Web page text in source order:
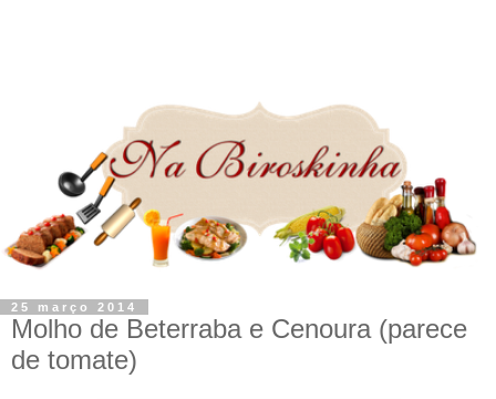
25 março 2014
Molho de Beterraba e Cenoura (parece
de tomate)